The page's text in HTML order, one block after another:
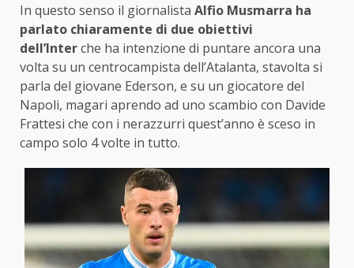
In questo senso il giornalista Alfio Musmarra ha
parlato chiaramente di due obiettivi
dell’Interche ha intenzione di puntare ancora una
volta su un centrocampista dell’Atalanta, stavolta si
parla del giovane Ederson, e su un giocatore del
Napoli, magari aprendo ad uno scambio con Davide
Frattesi che con i nerazzurri quest’anno è sceso in
campo solo 4 volte in tutto.